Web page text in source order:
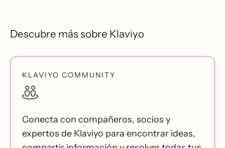
Descubre más sobre Klaviyo
KLAVIYO COMMUNITY
Conecta con compañeros, socios y
expertos de Klaviyo para encontrar ideas,